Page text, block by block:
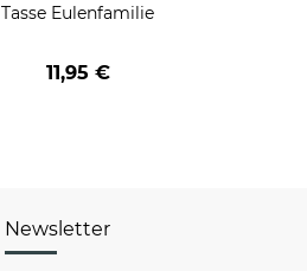
Tasse Eulenfamilie
11,95 €
Newsletter